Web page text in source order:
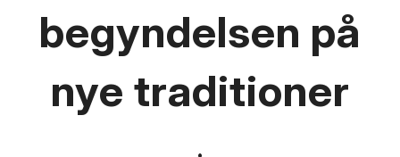
begyndelsen på
nye traditioner